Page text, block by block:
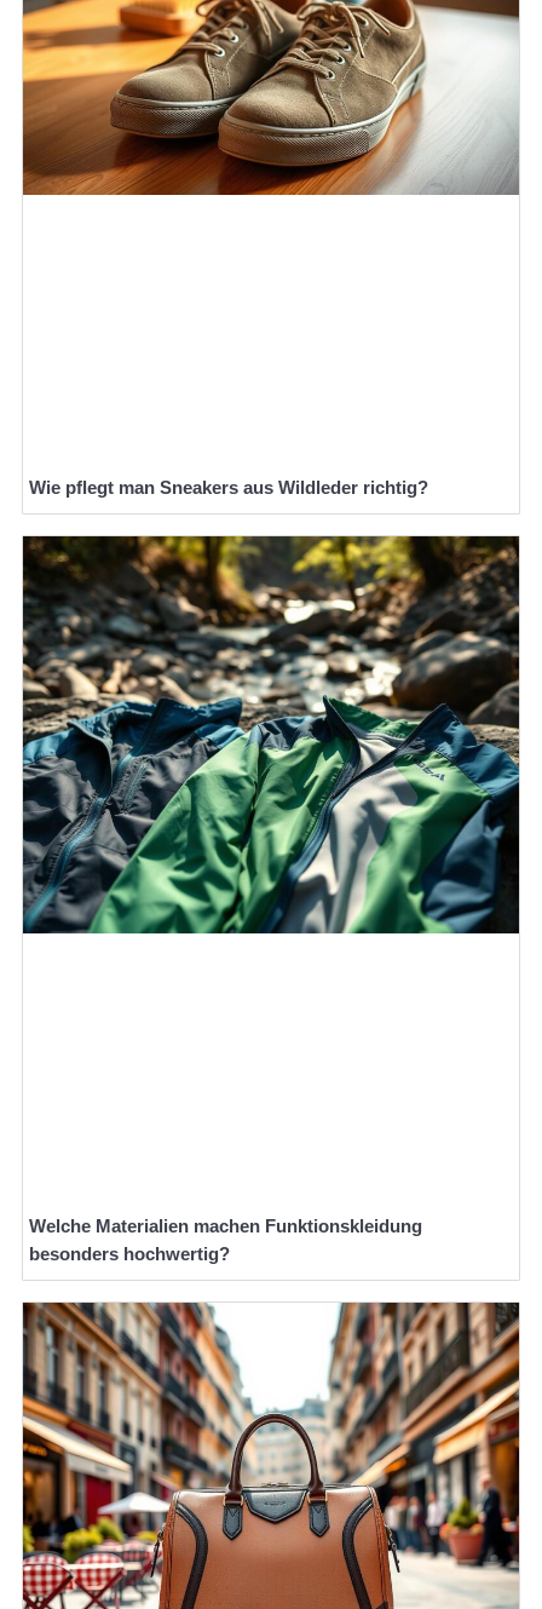
Wie pflegt man Sneakers aus Wildleder richtig?
Welche Materialien machen Funktionskleidung
besonders hochwertig?